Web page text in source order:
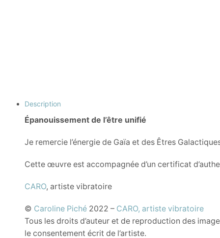
Description
Épanouissement de l’être unifié
Je remercie l’énergie de Gaïa et des Êtres
Cette œuvre est accompagnée d’un certificat
CARO, artiste vibratoire
© Caroline Piché 2022 – CARO, artiste vibratoire
Tous les droits d’auteur et de reproduction des
le consentement écrit de l’artiste.